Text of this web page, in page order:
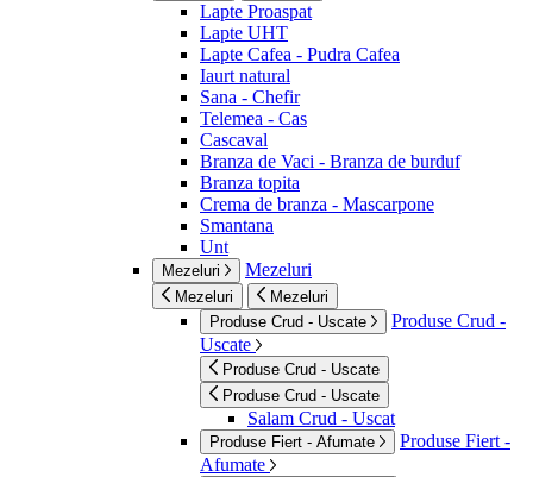
Lapte Proaspat
Lapte UHT
Lapte Cafea - Pudra Cafea
Iaurt natural
Sana - Chefir
Telemea - Cas
Cascaval
Branza de Vaci - Branza de burduf
Branza topita
Crema de branza - Mascarpone
Smantana
Unt
Mezeluri Mezeluri
Mezeluri
Mezeluri
Produse Crud - Uscate
Produse Crud -
Uscate
Produse Crud - Uscate
Produse Crud - Uscate
Salam Crud - Uscat
Produse Fiert - Afumate
Produse Fiert -
Afumate